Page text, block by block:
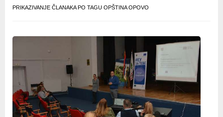
PRIKAZIVANJE ČLANAKA PO TAGU OPŠTINA OPOVO